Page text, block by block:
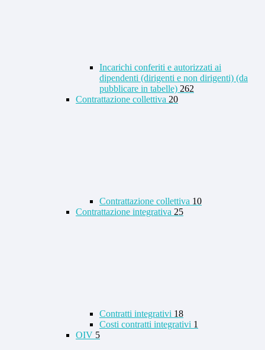
Incarichi conferiti e autorizzati ai
dipendenti (dirigenti e non dirigenti) (da
pubblicare in tabelle) 262
Contrattazione collettiva 20
Contrattazione collettiva 10
Contrattazione integrativa 25
Contratti integrativi 18
Costi contratti integrativi 1
OIV 5